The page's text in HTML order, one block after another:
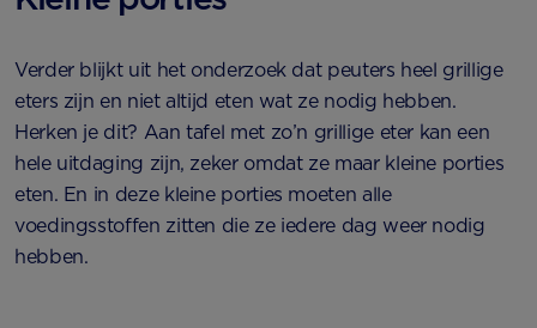
Verder blijkt uit het onderzoek dat peuters heel grillige
eters zijn en niet altijd eten wat ze nodig hebben.
Herken je dit? Aan tafel met zo’n grillige eter kan een
hele uitdaging zijn, zeker omdat ze maar kleine porties
eten. En in deze kleine porties moeten alle
voedingsstoffen zitten die ze iedere dag weer nodig
hebben.